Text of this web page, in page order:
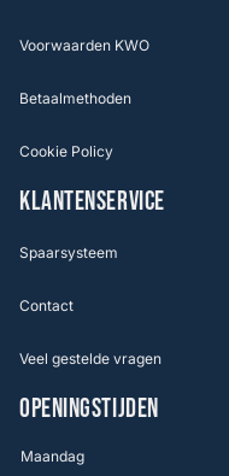
Voorwaarden KWO
Betaalmethoden
Cookie Policy
KLANTENSERVICE
Spaarsysteem
Contact
Veel gestelde vragen
OPENINGSTIJDEN
Maandag